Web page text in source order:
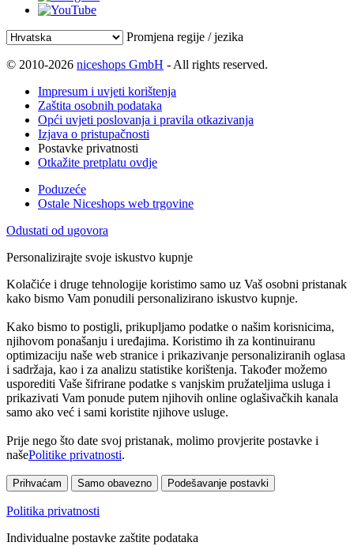
Promjena regije / jezika
© 2010-2026 niceshops GmbH - All rights reserved.
Impresum i uvjeti korištenja
Zaštita osobnih podataka
Opći uvjeti poslovanja i pravila otkazivanja
Izjava o pristupačnosti
Postavke privatnosti
Otkažite pretplatu ovdje
Poduzeće
Ostale Niceshops web trgovine
Odustati od ugovora
Personalizirajte svoje iskustvo kupnje
Kolačiće i druge tehnologije koristimo samo uz Vaš osobni pristanak
kako bismo Vam ponudili personalizirano iskustvo kupnje.
Kako bismo to postigli, prikupljamo podatke o našim korisnicima,
njihovom ponašanju i uređajima. Koristimo ih za kontinuiranu
optimizaciju naše web stranice i prikazivanje personaliziranih oglasa
i sadržaja, kao i za analizu statistike korištenja. Također možemo
usporediti Vaše šifrirane podatke s vanjskim pružateljima usluga i
prikazivati Vam ponude putem njihovih online oglašivačkih kanala
samo ako već i sami koristite njihove usluge.
Prije nego što date svoj pristanak, molimo provjerite postavke i
našePolitike privatnosti.
Prihvaćam Samo obavezno Podešavanje postavki
Politika privatnosti
Individualne postavke zaštite podataka